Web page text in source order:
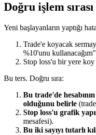
Doğru işlem sırası
Yeni başlayanların yaptığı
Trade'e koyacak
%10'unu
Stop loss'u bir yere koy
Bu ters. Doğru sıra:
Bu trade'de
olduğunu belirle
Stop loss'u grafik
mesafesi).
Bu iki sayıyı tutarlı